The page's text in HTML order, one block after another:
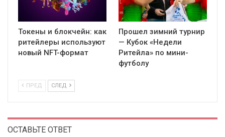
Токены и блокчейн: как
ритейлеры используют
новый NFT-формат
Прошел зимний турнир
— Кубок «Недели
Ритейла» по мини-
футболу
ПРЕД СЛЕД
ОСТАВЬТЕ ОТВЕТ